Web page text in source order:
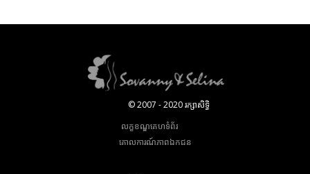
© 2007 - 2020 រក្សាសិទ្ធិ
លក្ខខណ្ឌគេហទំព័រ
គោលការណ៍​ភាព​ឯកជន